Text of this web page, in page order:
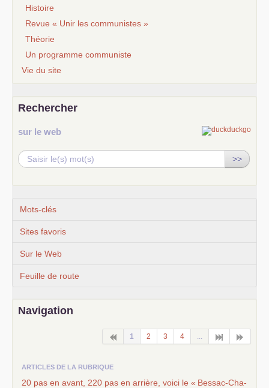
Histoire
Revue « Unir les communistes »
Théorie
Un programme communiste
Vie du site
Rechercher
sur le web
>>
Mots-clés
Sites favoris
Sur le Web
Feuille de route
Navigation
1 2 3 4
ARTICLES DE LA RUBRIQUE
20 pas en avant, 220 pas en arrière, voici le « Bessac-Cha-